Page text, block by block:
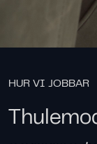
HUR VI JOBBAR